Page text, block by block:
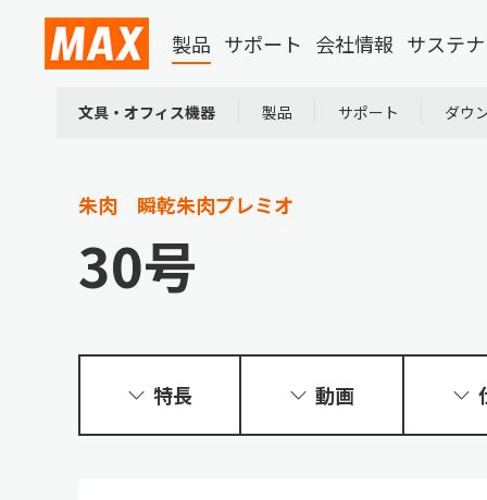
製品 サポート 会社情報 サステ
文具・オフィス機器 製品 サポート ダウ
朱肉 瞬乾朱肉プレミオ
30号
特長 動画